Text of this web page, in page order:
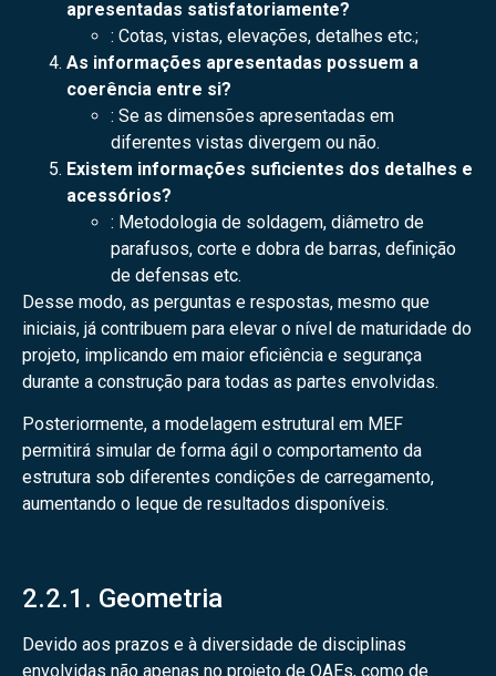
apresentadas satisfatoriamente?
: Cotas, vistas, elevações, detalhes etc.;
As informações apresentadas possuem a
coerência entre si?
: Se as dimensões apresentadas em
diferentes vistas divergem ou não.
Existem informações suficientes dos detalhes e
acessórios?
: Metodologia de soldagem, diâmetro de
parafusos, corte e dobra de barras, definição
de defensas etc.
Desse modo, as perguntas e respostas, mesmo que
iniciais, já contribuem para elevar o nível de maturidade do
projeto, implicando em maior eficiência e segurança
durante a construção para todas as partes envolvidas.
Posteriormente, a modelagem estrutural em MEF
permitirá simular de forma ágil o comportamento da
estrutura sob diferentes condições de carregamento,
aumentando o leque de resultados disponíveis.
2.2.1. Geometria
Devido aos prazos e à diversidade de disciplinas
envolvidas não apenas no projeto de OAEs, como de